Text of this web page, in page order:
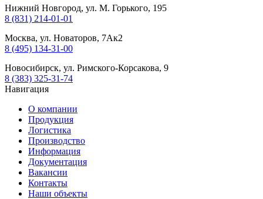
Нижний Новгород, ул. М. Горького, 195
8 (831) 214-01-01
Москва, ул. Новаторов, 7Ак2
8 (495) 134-31-00
Новосибирск, ул. Римского-Корсакова, 9
8 (383) 325-31-74
Навигация
О компании
Продукция
Логистика
Производство
Информация
Документация
Вакансии
Контакты
Наши объекты